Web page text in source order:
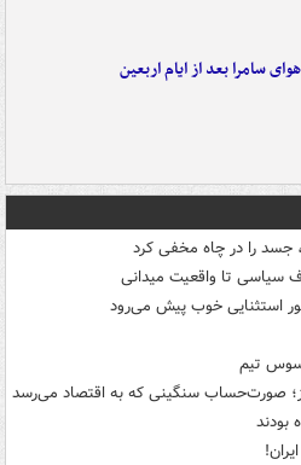
سامرا بعد از ایام اربعین
را در چاه مخفی کرد
سیاسی تا واقعیت میدانی
استثنایی خوب پیش می‌رود
تیم
صورت‌حساب سنگینی که به اقتصاد می‌رسد
بودند